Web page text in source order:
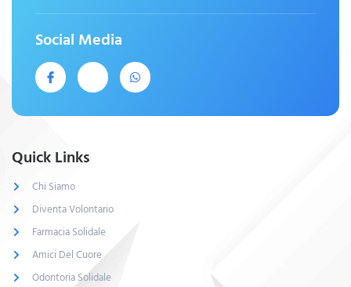
Social Media
Quick Links
Chi Siamo
Diventa Volontario
Farmacia Solidale
Amici Del Cuore
Odontoria Solidale